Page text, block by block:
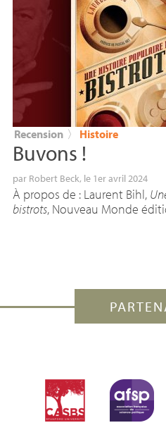
Recension 〉 Histoire
Buvons !
par Robert Beck, le 1er avril 2024
À propos de : Laurent Bihl,
bistrots, Nouveau Monde